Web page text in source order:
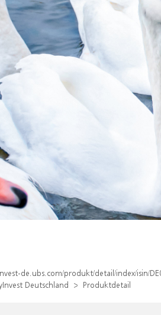
de.ubs.com/produkt/detail/index/isin/
Deutschland Produktdetail